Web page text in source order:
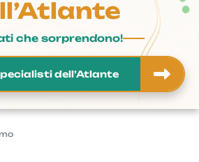
che sorprendono!
dell’Atlante